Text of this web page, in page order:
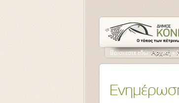
Βρίσκεστε εδώ:Αρχική »